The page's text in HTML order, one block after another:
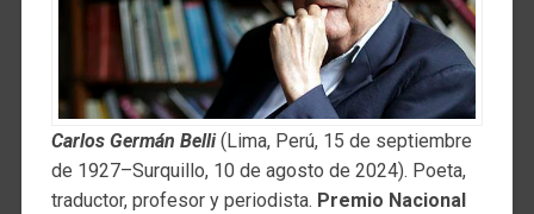
Carlos Germán Belli(Lima, Perú, 15 de septiembre
de 1927–Surquillo, 10 de agosto de 2024). Poeta,
traductor, profesor y periodista. Premio Nacional